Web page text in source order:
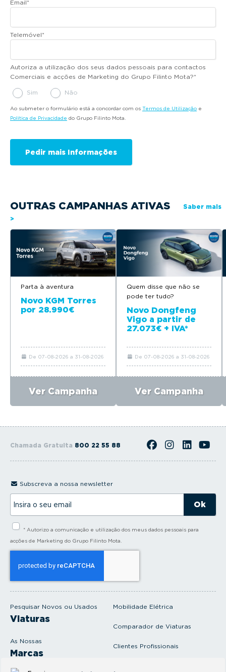
Email*
Telemóvel*
Autoriza a utilização dos seus dados pessoais para contactos
Comerciais e acções de Marketing do Grupo Filinto Mota?*
Sim Não
Ao submeter o formulário está a concordar com os Termos de Utilização e
Política de Privacidade do Grupo Filinto Mota.
OUTRAS CAMPANHAS ATIVAS
Saber mais
>
Parta à aventura
Novo KGM Torres
por 28.990€
De 07-08-2026 a 31-08-2026
Ver Campanha
Quem disse que não se
pode ter tudo?
Novo Dongfeng
Vigo a partir de
27.073€ + IVA*
De 07-08-2026 a 31-08-2026
Ver Campanha
Chamada Gratuita 800 22 55 88
Pesquisar Novos ou Usados
Viaturas
As Nossas
Marcas
Mobilidade Elétrica
Comparador de Viaturas
Clientes Profissionais
Subscreva a nossa newsletter
s
* Autorizo a comunicação e utilização dos meus dados pessoais para
acções de Marketing do Grupo Filinto Mota.